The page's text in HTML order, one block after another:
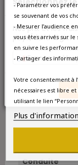
Nos prix et les
pays/de la région
France
Vendanges
Cépages
Conduite
- Paramétrer vos
se souvenant de vos
- Mesurer l’audience
vous êtes arrivés sur
en suivre les
- Partager des
Votre consentement à
nécessaires est libre
utilisant le lien
Plus